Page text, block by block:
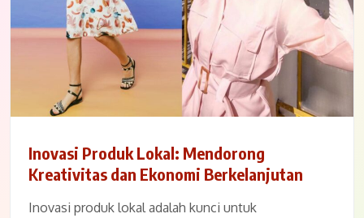
Inovasi Produk Lokal: Mendorong
Kreativitas dan Ekonomi Berkelanjutan
Inovasi produk lokal adalah kunci untuk